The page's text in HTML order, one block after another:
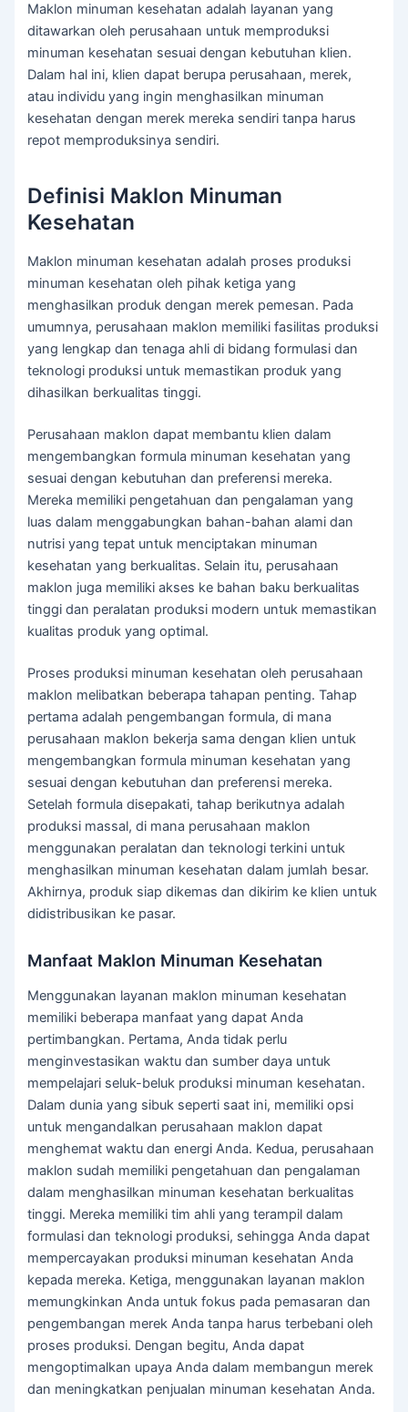
Maklon minuman kesehatan adalah layanan yang
ditawarkan oleh perusahaan untuk memproduksi
minuman kesehatan sesuai dengan kebutuhan klien.
Dalam hal ini, klien dapat berupa perusahaan, merek,
atau individu yang ingin menghasilkan minuman
kesehatan dengan merek mereka sendiri tanpa harus
repot memproduksinya sendiri.
Definisi Maklon Minuman
Kesehatan
Maklon minuman kesehatan adalah proses produksi
minuman kesehatan oleh pihak ketiga yang
menghasilkan produk dengan merek pemesan. Pada
umumnya, perusahaan maklon memiliki fasilitas produksi
yang lengkap dan tenaga ahli di bidang formulasi dan
teknologi produksi untuk memastikan produk yang
dihasilkan berkualitas tinggi.
Perusahaan maklon dapat membantu klien dalam
mengembangkan formula minuman kesehatan yang
sesuai dengan kebutuhan dan preferensi mereka.
Mereka memiliki pengetahuan dan pengalaman yang
luas dalam menggabungkan bahan-bahan alami dan
nutrisi yang tepat untuk menciptakan minuman
kesehatan yang berkualitas. Selain itu, perusahaan
maklon juga memiliki akses ke bahan baku berkualitas
tinggi dan peralatan produksi modern untuk memastikan
kualitas produk yang optimal.
Proses produksi minuman kesehatan oleh perusahaan
maklon melibatkan beberapa tahapan penting. Tahap
pertama adalah pengembangan formula, di mana
perusahaan maklon bekerja sama dengan klien untuk
mengembangkan formula minuman kesehatan yang
sesuai dengan kebutuhan dan preferensi mereka.
Setelah formula disepakati, tahap berikutnya adalah
produksi massal, di mana perusahaan maklon
menggunakan peralatan dan teknologi terkini untuk
menghasilkan minuman kesehatan dalam jumlah besar.
Akhirnya, produk siap dikemas dan dikirim ke klien untuk
didistribusikan ke pasar.
Manfaat Maklon Minuman Kesehatan
Menggunakan layanan maklon minuman kesehatan
memiliki beberapa manfaat yang dapat Anda
pertimbangkan. Pertama, Anda tidak perlu
menginvestasikan waktu dan sumber daya untuk
mempelajari seluk-beluk produksi minuman kesehatan.
Dalam dunia yang sibuk seperti saat ini, memiliki opsi
untuk mengandalkan perusahaan maklon dapat
menghemat waktu dan energi Anda. Kedua, perusahaan
maklon sudah memiliki pengetahuan dan pengalaman
dalam menghasilkan minuman kesehatan berkualitas
tinggi. Mereka memiliki tim ahli yang terampil dalam
formulasi dan teknologi produksi, sehingga Anda dapat
mempercayakan produksi minuman kesehatan Anda
kepada mereka. Ketiga, menggunakan layanan maklon
memungkinkan Anda untuk fokus pada pemasaran dan
pengembangan merek Anda tanpa harus terbebani oleh
proses produksi. Dengan begitu, Anda dapat
mengoptimalkan upaya Anda dalam membangun merek
dan meningkatkan penjualan minuman kesehatan Anda.